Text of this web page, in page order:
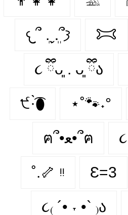
𐔌՞ ܸ.ˬ.ܸ՞𐦯 𐂯
૮ ྀིᴗ͈ . ᴗ͈ ྀིა
੯·̀͡⬮ ⋆˚🐾˖°
ฅ՞•ﻌ•՞ฅ
˚.🦴 ᵎᵎ Ɛ=3
૮₍ ´• ˕ •` ₎ა